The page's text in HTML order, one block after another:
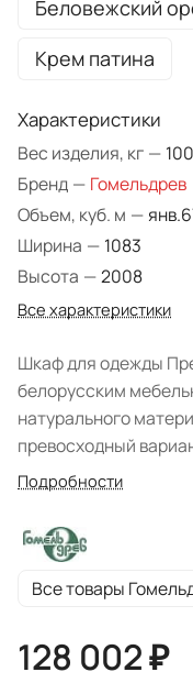
Беловежский
Крем патина
Характеристики
Вес изделия, кг — 100
Бренд — Гомельдрев
Объем, куб. м —
Ширина — 1083
Высота —2008
Все характеристики
Шкаф для одежды
белорусским
натурального
превосходный
спальных комнат,
отличается
декоративной
конструкции,
Подробности
Все товары
128 002 ₽